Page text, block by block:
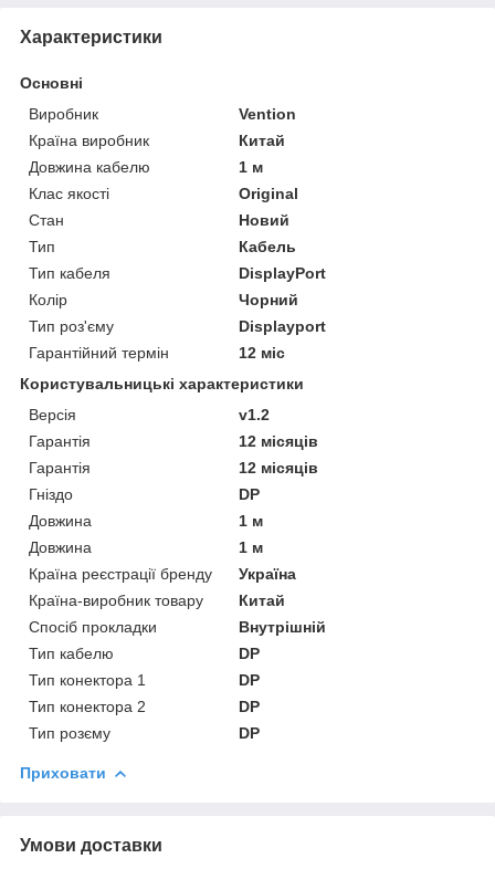
Характеристики
Основні
Виробник
Vention
Країна виробник
Китай
Довжина кабелю
1 м
Клас якості
Original
Стан
Новий
Тип
Кабель
Тип кабеля
DisplayPort
Колір
Чорний
Тип роз'єму
Displayport
Гарантійний термін
12 міс
Користувальницькі характеристики
Версія
v1.2
Гарантія
12 місяців
Гарантія
12 місяців
Гніздо
DP
Довжина
1 м
Довжина
1 м
Країна реєстрації бренду
Україна
Країна-виробник товару
Китай
Спосіб прокладки
Внутрішній
Тип кабелю
DP
Тип конектора 1
DP
Тип конектора 2
DP
Тип розєму
DP
Приховати
Умови доставки